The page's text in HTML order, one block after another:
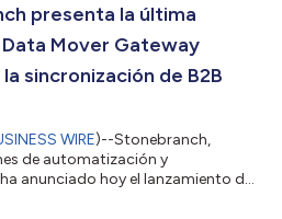
para gestionar flujos de
y permitir la participaci...
presenta la última
Mover Gateway
sincronización de B2B
WIRE)--Stonebranch,
de automatización y
anunciado hoy el lanzamiento de